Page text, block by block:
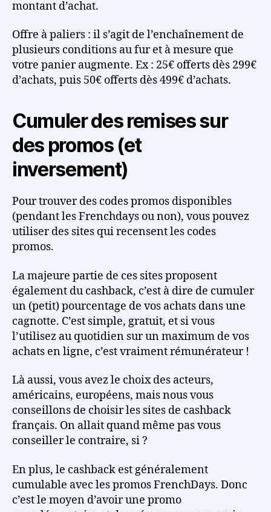
montant d’achat.
Offre à paliers : il s’agit de l’enchaînement de
plusieurs conditions au fur et à mesure que
votre panier augmente. Ex : 25€ offerts dès 299€
d’achats, puis 50€ offerts dès 499€ d’achats.
Cumuler des remises sur
des promos (et
inversement)
Pour trouver des codes promos disponibles
(pendant les Frenchdays ou non), vous pouvez
utiliser des sites qui recensent les codes
promos.
La majeure partie de ces sites proposent
également du cashback, c’est à dire de cumuler
un (petit) pourcentage de vos achats dans une
cagnotte. C’est simple, gratuit, et si vous
l’utilisez au quotidien sur un maximum de vos
achats en ligne, c’est vraiment rémunérateur !
Là aussi, vous avez le choix des acteurs,
américains, européens, mais nous vous
conseillons de choisir les sites de cashback
français. On allait quand même pas vous
conseiller le contraire, si ?
En plus, le cashback est généralement
cumulable avec les promos FrenchDays. Donc
c’est le moyen d’avoir une promo